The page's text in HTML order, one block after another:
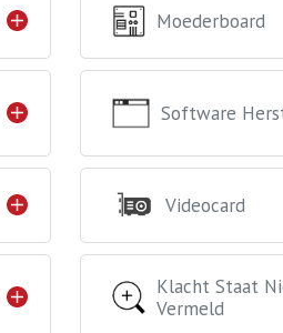
Moederboard
Software
Videocard
Klacht Staat
Vermeld